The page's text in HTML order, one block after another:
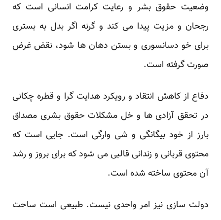
وضعیت حقوق بشر و رعایت کرامت انسانی است که
رجحان و مزیت پیدا می کند و گرنه اگر بدل به بستری
برای خو دسانسوری و بستن دهان ها شود، نقض غرض
صورت گرفته است.
دفاع از کاهش انتقاد و رویکرد هدایت گرا و قطره چکانی
در تحقق آزادی ها و خل مشکلات حقوق بشری مصداق
بارز از خود بیگانگی و شی وارگی است. جایی است که
محتوی قربانی و زندانی قالبی می شود که برای بروز و رشد
آن محتوی ساخته شده است.
دولت سازی نیز امر واحدی نیست. طبیعی است ساحت